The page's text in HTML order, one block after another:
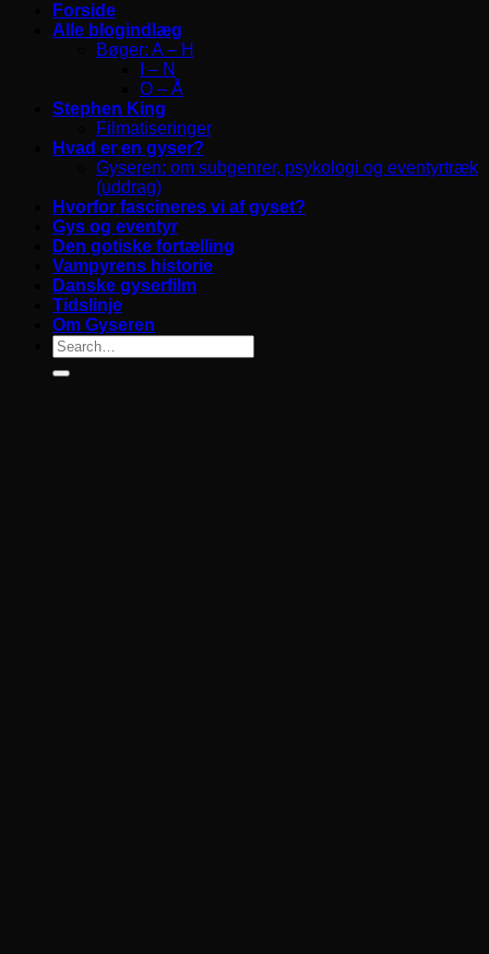
Forside
Alle blogindlæg
Bøger: A – H
I – N
O – Å
Stephen King
Filmatiseringer
Hvad er en gyser?
Gyseren: om subgenrer, psykologi og eventyrtræk
(uddrag)
Hvorfor fascineres vi af gyset?
Gys og eventyr
Den gotiske fortælling
Vampyrens historie
Danske gyserfilm
Tidslinje
Om Gyseren